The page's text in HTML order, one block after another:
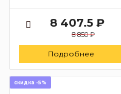
8 407.5 ₽
8 850 ₽
Подробнее
скидка -5%